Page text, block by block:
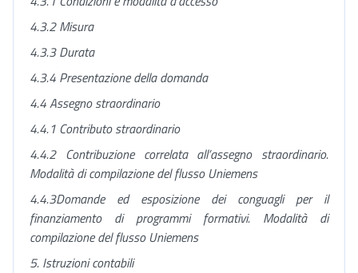
4.3.2 Misura
4.3.3 Durata
4.3.4 Presentazione della domanda
4.4 Assegno straordinario
4.4.1 Contributo straordinario
4.4.2 Contribuzione correlata all’assegno straordinario.
Modalità di compilazione del flusso Uniemens
4.4.3Domande ed esposizione dei conguagli per il
finanziamento di programmi formativi. Modalità di
compilazione del flusso Uniemens
5. Istruzioni contabili